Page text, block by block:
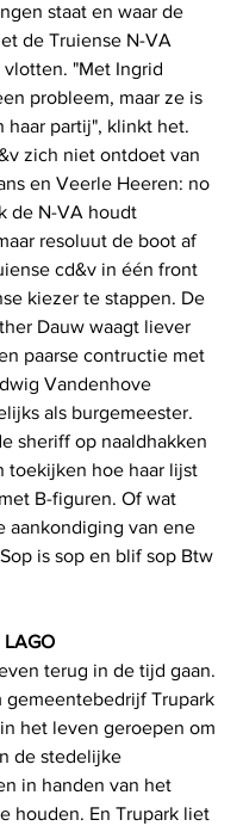
staat en waar de
de Truiense N-VA
vlotten. "Met Ingrid
probleem, maar ze is
haar partij", klinkt het.
zich niet ontdoet van
en Veerle Heeren: no
de N-VA houdt
resoluut de boot af
cd&v in één front
kiezer te stappen. De
Dauw waagt liever
paarse contructie met
Vandenhove
als burgemeester.
sheriff op naaldhakken
toekijken hoe haar lijst
B-figuren. Of wat
aankondiging van ene
is sop en blif sop Btw
terug in de tijd gaan.
gemeentebedrijf Trupark
het leven geroepen om
de stedelijke
in handen van het
houden. En Trupark liet